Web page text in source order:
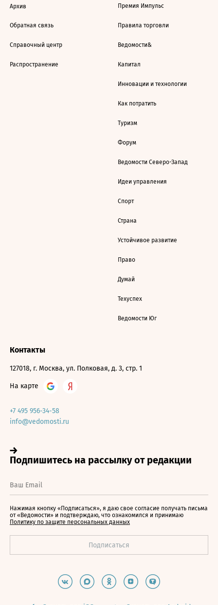
Архив
Обратная связь
Справочный центр
Распространение
Премия Импульс
Правила торговли
Ведомости&
Капитал
Инновации и технологии
Как потратить
Туризм
Форум
Ведомости Северо-Запад
Идеи управления
Спорт
Страна
Устойчивое развитие
Право
Думай
Техуспех
Ведомости Юг
Контакты
127018, г. Москва, ул. Полковая, д. 3, стр. 1
На карте
+7 495 956-34-58
info@vedomosti.ru
Нажимая кнопку «Подписаться», я даю свое согласие получать письма
от «Ведомости» и подтверждаю, что ознакомился и принимаю
Политику по защите персональных данных